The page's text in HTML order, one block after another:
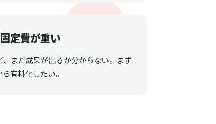
定費が重い
まだ成果が出るか分からない。まず
有料化したい。